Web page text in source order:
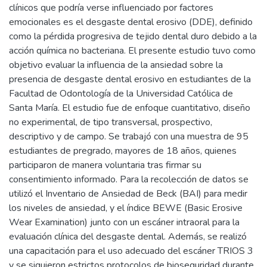
clínicos que podría verse influenciado por factores
emocionales es el desgaste dental erosivo (DDE), definido
como la pérdida progresiva de tejido dental duro debido a la
acción química no bacteriana. El presente estudio tuvo como
objetivo evaluar la influencia de la ansiedad sobre la
presencia de desgaste dental erosivo en estudiantes de la
Facultad de Odontología de la Universidad Católica de
Santa María. El estudio fue de enfoque cuantitativo, diseño
no experimental, de tipo transversal, prospectivo,
descriptivo y de campo. Se trabajó con una muestra de 95
estudiantes de pregrado, mayores de 18 años, quienes
participaron de manera voluntaria tras firmar su
consentimiento informado. Para la recolección de datos se
utilizó el Inventario de Ansiedad de Beck (BAI) para medir
los niveles de ansiedad, y el índice BEWE (Basic Erosive
Wear Examination) junto con un escáner intraoral para la
evaluación clínica del desgaste dental. Además, se realizó
una capacitación para el uso adecuado del escáner TRIOS 3